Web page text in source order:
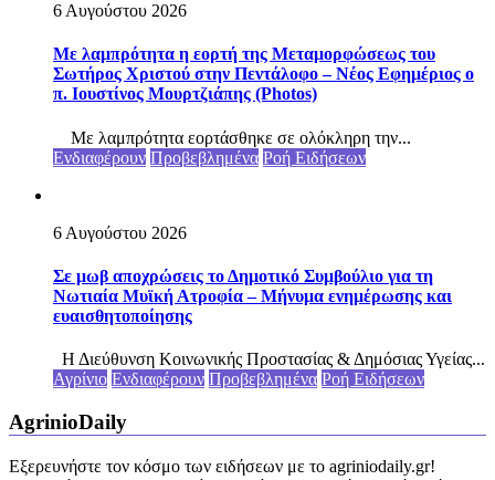
6 Αυγούστου 2026
Με λαμπρότητα η εορτή της Μεταμορφώσεως του
Σωτήρος Χριστού στην Πεντάλοφο – Nέος Εφημέριος ο
π. Ιουστίνος Μουρτζιάπης (Photos)
Με λαμπρότητα εορτάσθηκε σε ολόκληρη την...
Ενδιαφέρουν Προβεβλημένα Ροή Ειδήσεων
6 Αυγούστου 2026
Σε μωβ αποχρώσεις το Δημοτικό Συμβούλιο για τη
Νωτιαία Μυϊκή Ατροφία – Μήνυμα ενημέρωσης και
ευαισθητοποίησης
Η Διεύθυνση Κοινωνικής Προστασίας & Δημόσιας Υγείας...
Αγρίνιο Ενδιαφέρουν Προβεβλημένα Ροή Ειδήσεων
AgrinioDaily
Εξερευνήστε τον κόσμο των ειδήσεων με το agriniodaily.gr!